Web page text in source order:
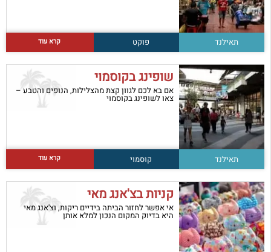
תאילנד פוקט קרא עוד
שופינג בקוסמוי
אם בא לכם לגוון קצת מהצלילות, הנופים והטבע –
צאו לשופינג בקוסמוי
תאילנד קוסמוי קרא עוד
קניות בצ'אנג מאי
אי אפשר לחזור הביתה בידיים ריקות, וצ'אנג מאי
היא בדיוק המקום הנכון למלא אותן